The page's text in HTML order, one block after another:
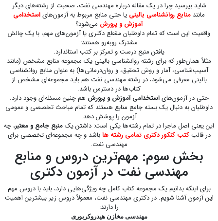
شاید بپرسید چرا در یک مقاله درباره مهندسی نفت، صحبت از رشته‌های دیگر
مانند منابع روانشناسی بالینی یا حتی منابع مربوط به آزمون‌هایاستخدامی
آموزش و پرورش می‌شود؟
واقعیت این است که تمام داوطلبان مقطع دکتری یا آزمون‌های مهم، با یک چالش
مشترک روبه‌رو هستند:
یافتن منبع درست و تمرکز بر کتب استاندارد.
مثلاً همان‌طور که برای رشته روانشناسی بالینی یک مجموعه منابع مشخص (مانند
آسیب‌شناسی، آمار و روش تحقیق، و روان‌درمانی‌ها) به عنوان منابع روانشناسی
بالینی معرفی می‌شود، در رشته مهندسی نفت هم باید مجموعه‌ای مشخص از
کتاب‌ها در دسترس باشد.
حتی در آزمون‌هایاستخدامی آموزش و پرورش هم چنین مسئله‌ای وجود دارد.
داوطلبان به دنبال یک بسته جامع منابع هستند که تمام مباحث تخصصی و عمومی
آزمون را پوشش دهد.
این یعنی اصل ماجرا در تمام رشته‌ها یکی است: داشتن یکمنبع جامع و معتبر، چه
در قالبکتب کنکور دکتری تمامی رشته هاباشد و چه مجموعه‌ای تخصصی برای
مهندسی نفت.
بخش سوم: مهم‌ترین دروس و منابع
مهندسی نفت در آزمون دکتری
برای اینکه بدانیم یک مجموعه کتاب کامل چه ویژگی‌هایی دارد، باید با دروس مهم
این آزمون آشنا شویم. در دکتری مهندسی نفت، معمولاً دروس زیر بیشترین اهمیت
را دارند:
مهندسی مخازن هیدروکربوری